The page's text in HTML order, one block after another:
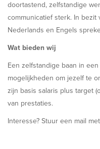
doortastend, zelfstandige
communicatief sterk. In
Nederlands en Engels
Wat bieden wij
Een zelfstandige baan in
mogelijkheden om jezelf te
zijn basis salaris plus target
van prestaties.
Interesse? Stuur een mail